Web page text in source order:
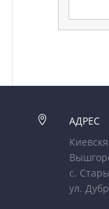

АДРЕС
с.
ул.